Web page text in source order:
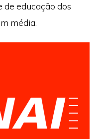
de educação dos
média.